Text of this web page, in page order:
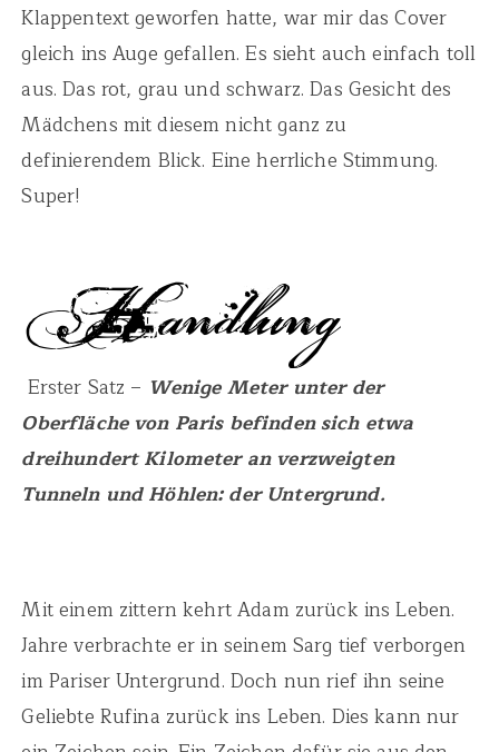
Klappentext geworfen hatte, war mir das Cover
gleich ins Auge gefallen. Es sieht auch einfach toll
aus. Das rot, grau und schwarz. Das Gesicht des
Mädchens mit diesem nicht ganz zu
definierendem Blick. Eine herrliche Stimmung.
Super!
Erster Satz – Wenige Meter unter der
Oberfläche von Paris befinden sich etwa
dreihundert Kilometer an verzweigten
Tunneln und Höhlen: der Untergrund.
Mit einem zittern kehrt Adam zurück ins Leben.
Jahre verbrachte er in seinem Sarg tief verborgen
im Pariser Untergrund. Doch nun rief ihn seine
Geliebte Rufina zurück ins Leben. Dies kann nur